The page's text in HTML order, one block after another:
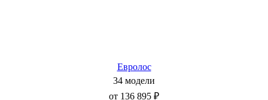
Евролос
34 модели
от 136 895 ₽